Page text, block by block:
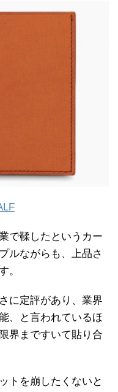
で鞣したというカー
ルながらも、上品さ
。
に定評があり、業界
、と言われているほ
界まですいて貼り合
トを崩したくないと